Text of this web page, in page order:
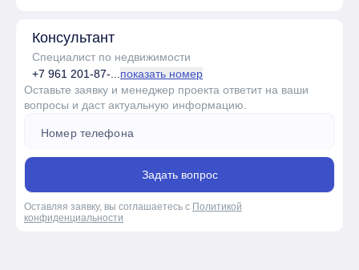
Консультант
Специалист по недвижимости
+7 961 201-87-... показать номер
Оставьте заявку и менеджер проекта ответит на ваши
вопросы и даст актуальную информацию.
Задать вопрос
Оставляя заявку, вы соглашаетесь с Политикой
конфиденциальности